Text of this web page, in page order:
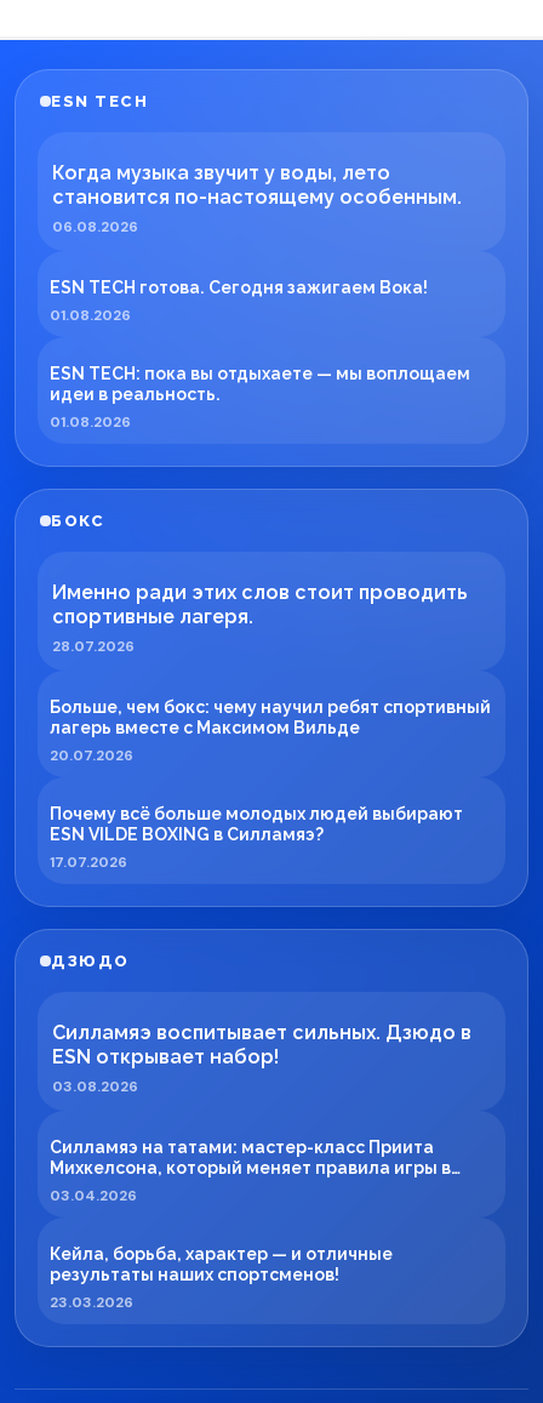
ESN TECH
Когда музыка звучит у воды, лето
становится по-настоящему особенным.
06.08.2026
ESN TECH готова. Сегодня зажигаем Вока!
01.08.2026
ESN TECH: пока вы отдыхаете — мы воплощаем
идеи в реальность.
01.08.2026
БОКС
Именно ради этих слов стоит проводить
спортивные лагеря.
28.07.2026
Больше, чем бокс: чему научил ребят спортивный
лагерь вместе с Максимом Вильде
20.07.2026
Почему всё больше молодых людей выбирают
ESN VILDE BOXING в Силламяэ?
17.07.2026
ДЗЮДО
Силламяэ воспитывает сильных. Дзюдо в
ESN открывает набор!
03.08.2026
Силламяэ на татами: мастер-класс Приита
Михкелсона, который меняет правила игры в
регионе
03.04.2026
Кейла, борьба, характер — и отличные
результаты наших спортсменов!
23.03.2026